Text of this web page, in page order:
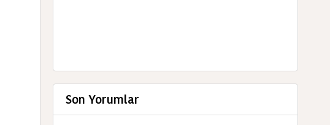
Son Yorumlar